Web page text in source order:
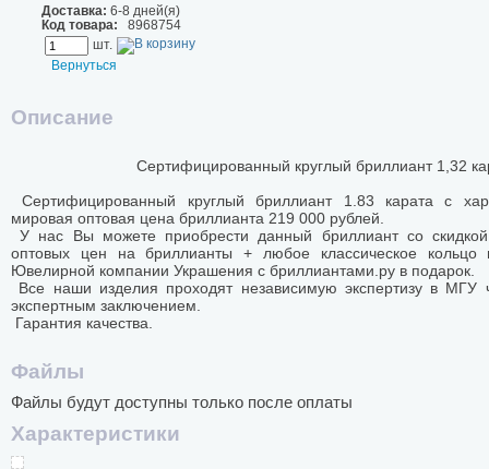
Доставка: 6-8 дней(я)
Код товара: 8968754
шт.
Вернуться
Описание
Сертифицированный круглый бриллиант 1,32
Сертифицированный круглый бриллиант 1.83 карата с
мировая оптовая цена бриллианта 219 000 рублей.
У нас Вы можете приобрести данный бриллиант со
оптовых цен на бриллианты + любое классическое кольцо
Ювелирной компании Украшения с бриллиантами.ру в подарок.
Все наши изделия проходят независимую экспертизу в МГУ
экспертным заключением.
Гарантия качества.
Файлы
Файлы будут доступны только после оплаты
Характеристики